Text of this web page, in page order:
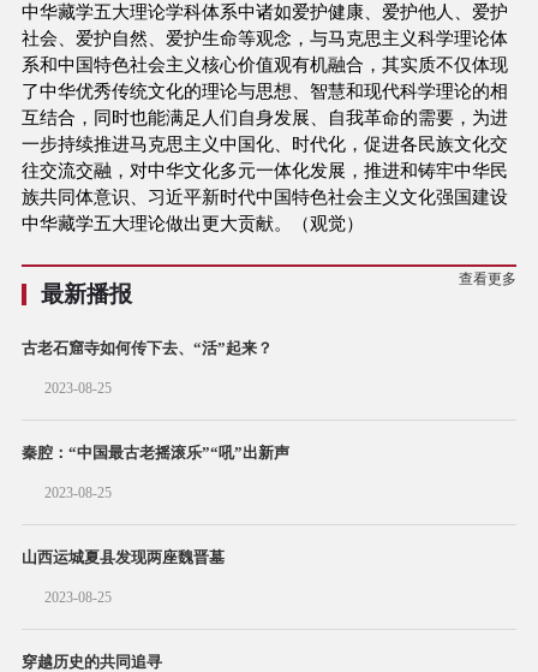
中华藏学五大理论学科体系中诸如爱护健康、爱护他人、爱护
社会、爱护自然、爱护生命等观念，与马克思主义科学理论体
系和中国特色社会主义核心价值观有机融合，其实质不仅体现
了中华优秀传统文化的理论与思想、智慧和现代科学理论的相
互结合，同时也能满足人们自身发展、自我革命的需要，为进
一步持续推进马克思主义中国化、时代化，促进各民族文化交
往交流交融，对中华文化多元一体化发展，推进和铸牢中华民
族共同体意识、习近平新时代中国特色社会主义文化强国建设
中华藏学五大理论做出更大贡献。（观觉）
最新播报
查看更多
古老石窟寺如何传下去、“活”起来？
2023-08-25
秦腔：“中国最古老摇滚乐”“吼”出新声
2023-08-25
山西运城夏县发现两座魏晋墓
2023-08-25
穿越历史的共同追寻